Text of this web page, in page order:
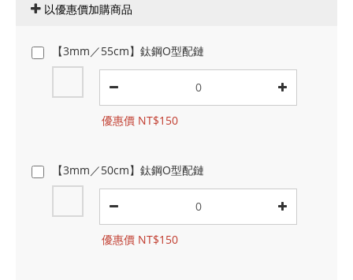
以優惠價加購商品
【3mm／55cm】鈦鋼O型配鏈
優惠價 NT$150
【3mm／50cm】鈦鋼O型配鏈
優惠價 NT$150